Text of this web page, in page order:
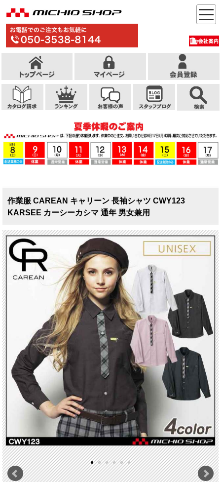
作業服 CAREAN キャリーン 長袖シャツ CWY123
KARSEE カーシーカシマ 通年 男女兼用